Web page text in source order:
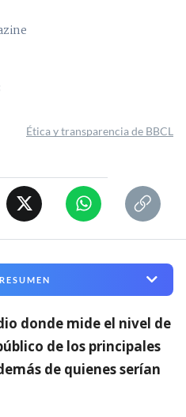
Ética y transparencia de BBCL
donde mide el nivel de
de los principales
de quienes serían